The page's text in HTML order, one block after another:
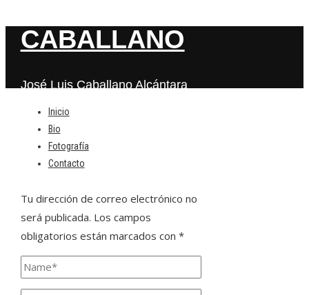
CABALLANO
José Luis Caballano Alcántara
Inicio
Bio
Fotografía
Contacto
Deja una respuesta
Tu dirección de correo electrónico no
será publicada. Los campos
obligatorios están marcados con *